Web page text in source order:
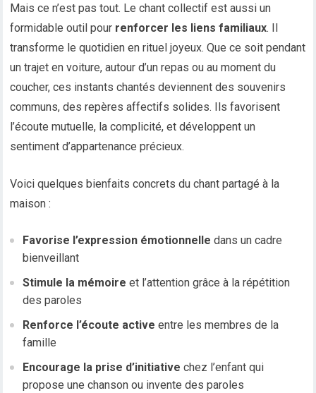
Mais ce n’est pas tout. Le chant collectif est aussi un
formidable outil pour renforcer les liens familiaux. Il
transforme le quotidien en rituel joyeux. Que ce soit pendant
un trajet en voiture, autour d’un repas ou au moment du
coucher, ces instants chantés deviennent des souvenirs
communs, des repères affectifs solides. Ils favorisent
l’écoute mutuelle, la complicité, et développent un
sentiment d’appartenance précieux.
Voici quelques bienfaits concrets du chant partagé à la
maison :
Favorise l’expression émotionnelle dans un cadre
bienveillant
Stimule la mémoire et l’attention grâce à la répétition
des paroles
Renforce l’écoute active entre les membres de la
famille
Encourage la prise d’initiative chez l’enfant qui
propose une chanson ou invente des paroles